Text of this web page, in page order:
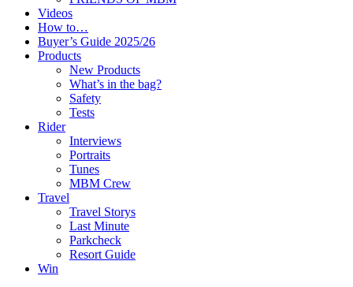
Videos
How to…
Buyer’s Guide 2025/26
Products
New Products
What’s in the bag?
Safety
Tests
Rider
Interviews
Portraits
Tunes
MBM Crew
Travel
Travel Storys
Last Minute
Parkcheck
Resort Guide
Win